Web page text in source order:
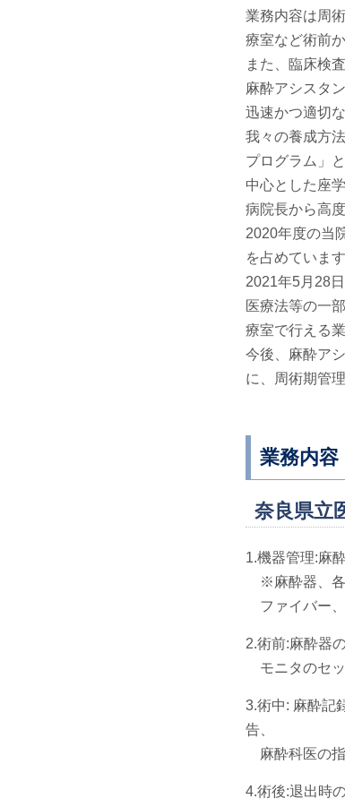
業務内容は周
療室など術前
また、臨床検
麻酔アシスタ
迅速かつ適切
我々の養成方
プログラム」
中心とした座
病院長から高
2020年度の当
を占めていま
2021年5月28
医療法等の一
療室で行える
今後、麻酔ア
に、周術期管
業務内容
奈良県立
1.機器管理:麻
※麻酔器、各
ファイバー
2.術前:麻酔器
モニタのセッ
3.術中: 麻酔記
告、
麻酔科医の
4.術後:退出時